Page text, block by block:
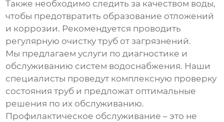
Также необходимо следить за качеством воды,
чтобы предотвратить образование отложений
и коррозии. Рекомендуется проводить
регулярную очистку труб от загрязнений.
Мы предлагаем услуги по диагностике и
обслуживанию систем водоснабжения. Наши
специалисты проведут комплексную проверку
состояния труб и предложат оптимальные
решения по их обслуживанию.
Профилактическое обслуживание – это не